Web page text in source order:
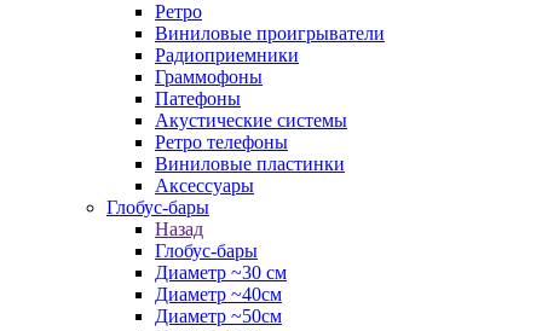
Ретро
Виниловые проигрыватели
Радиоприемники
Граммофоны
Патефоны
Акустические системы
Ретро телефоны
Виниловые пластинки
Аксессуары
Глобус-бары
Назад
Глобус-бары
Диаметр ~30 см
Диаметр ~40см
Диаметр ~50см